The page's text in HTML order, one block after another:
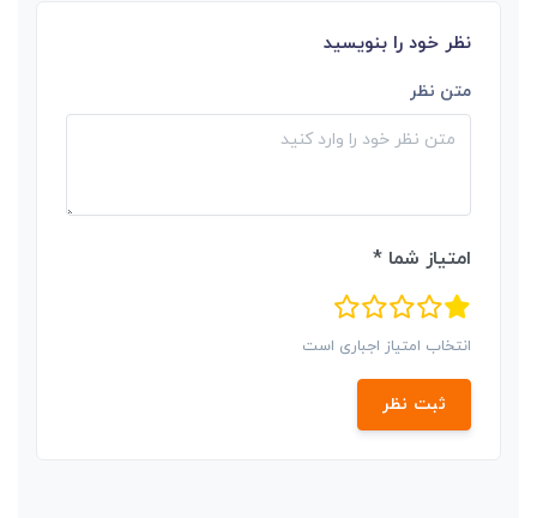
نظر خود را بنویسید
متن نظر
امتیاز شما *
انتخاب امتیاز اجباری است
ثبت نظر